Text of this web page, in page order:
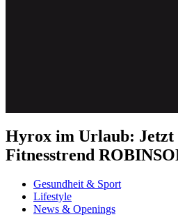
Hyrox im Urlaub: Jetzt
Fitnesstrend
Gesundheit & Sport
Lifestyle
News & Openings